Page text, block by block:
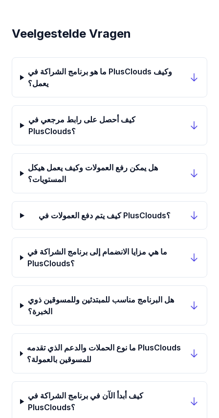
Veelgestelde Vragen
ما هو برنامج الشراكة في PlusClouds وكيف
يعمل؟
كيف أحصل على رابط مرجعي في
PlusClouds؟
هل يمكن رفع العمولات وكيف يعمل هيكل
المستويات؟
كيف يتم دفع العمولات في PlusClouds؟
ما هي مزايا الانضمام إلى برنامج الشراكة في
PlusClouds؟
هل البرنامج مناسب للمبتدئين وللمسوقين ذوي
الخبرة؟
ما نوع الحملات والدعم الذي تقدمه PlusClouds
للمسوقين بالعمولة؟
كيف أبدأ الآن في برنامج الشراكة في
PlusClouds؟